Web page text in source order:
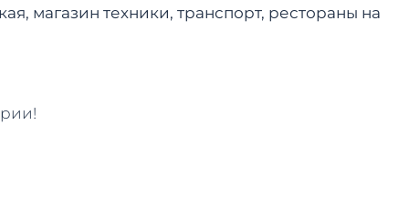
магазин техники, транспорт, рестораны на